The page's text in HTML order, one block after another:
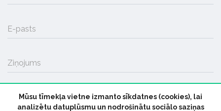
E-pasts
Ziņojums
SŪTĪT
Mūsu tīmekļa vietne izmanto sīkdatnes (cookies), lai
analizētu datuplūsmu un nodrošinātu sociālo saziņas